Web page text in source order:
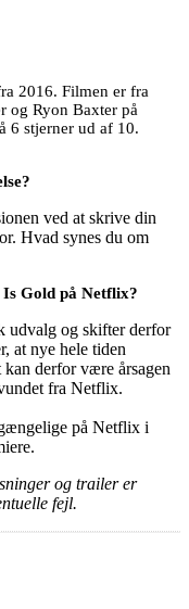
2016. Filmen er fra
og Ryon Baxter på
6 stjerner ud af 10.
ved at skrive din
Hvad synes du om
Gold på Netflix?
udvalg og skifter derfor
at nye hele tiden
derfor være årsagen
fra Netflix.
på Netflix i
og trailer er
fejl.